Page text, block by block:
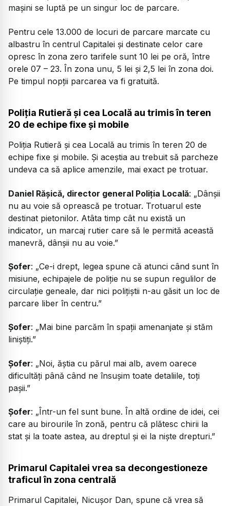
mașini se luptă pe un singur loc de parcare.
Pentru cele 13.000 de locuri de parcare marcate cu
albastru în centrul Capitalei și destinate celor care
opresc în zona zero tarifele sunt 10 lei pe oră, între
orele 07 – 23. În zona unu, 5 lei și 2,5 lei în zona doi.
Pe timpul nopții parcarea va fi gratuită.
Poliția Rutieră și cea Locală au trimis în teren
20 de echipe fixe și mobile
Poliția Rutieră și cea Locală au trimis în teren 20 de
echipe fixe și mobile. Și aceștia au trebuit să parcheze
undeva ca să aplice amenzile, mai exact pe trotuar.
Daniel Rășică, director general Poliția Locală: „Dânșii
nu au voie să oprească pe trotuar. Trotuarul este
destinat pietonilor. Atâta timp cât nu există un
indicator, un marcaj rutier care să le permită această
manevră, dânșii nu au voie.”
Șofer: „Ce-i drept, legea spune că atunci când sunt în
misiune, echipajele de poliție nu se supun regulilor de
circulație geneale, dar nici polițiștii n-au găsit un loc de
parcare liber în centru.”
Șofer: „Mai bine parcăm în spații amenanjate și stăm
liniștiți.”
Șofer: „Noi, ăștia cu părul mai alb, avem oarece
dificultăți până când ne însușim toate detaliile, toți
pașii.”
Șofer: „Într-un fel sunt bune. În altă ordine de idei, cei
care au birourile în zonă, pentru că plătesc chirii la
stat și la toate astea, au dreptul și ei la niște drepturi.”
Primarul Capitalei vrea sa decongestioneze
traficul în zona centrală
Primarul Capitalei, Nicușor Dan, spune că vrea să